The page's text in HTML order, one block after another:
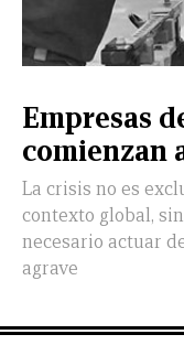
Empresas
comienzan
La crisis no es
contexto global,
necesario actuar
agrave